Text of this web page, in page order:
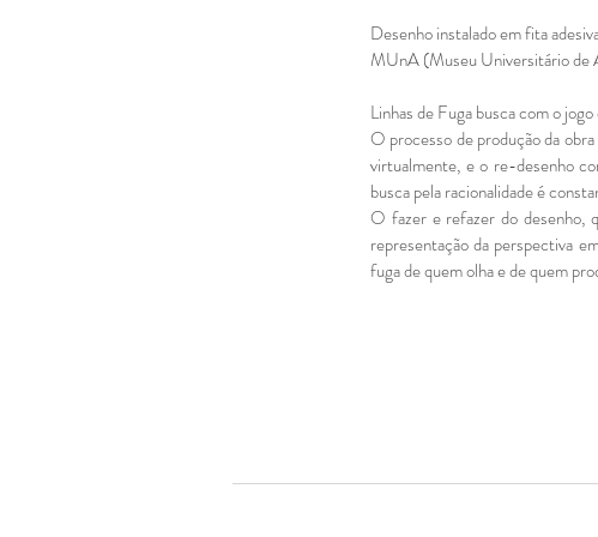
Desenho instalado em fita
MUnA (Museu Universitário de
Linhas de Fuga busca com o
O processo de produção da
virtualmente, e o re-desenho
busca pela racionalidade é
O fazer e refazer do desenho,
representação da perspectiva
fuga de quem olha e de quem